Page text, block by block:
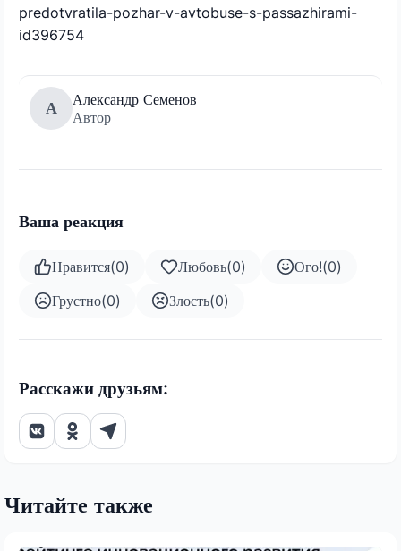
predotvratila-pozhar-v-avtobuse-s-passazhirami-
id396754
А
Александр Семенов
Автор
Ваша реакция
Нравится(0) Любовь(0) Ого!(0)
Грустно(0) Злость(0)
Расскажи друзьям:
Читайте также